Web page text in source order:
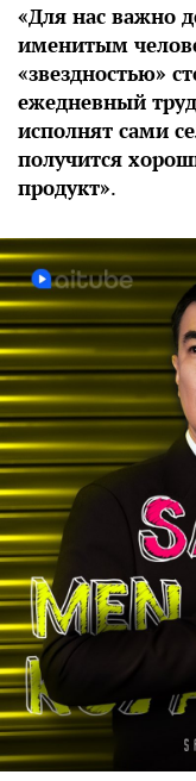
«Для нас важно
именитым
«звездностью»
ежедневный
исполнят сами
получится
продукт».